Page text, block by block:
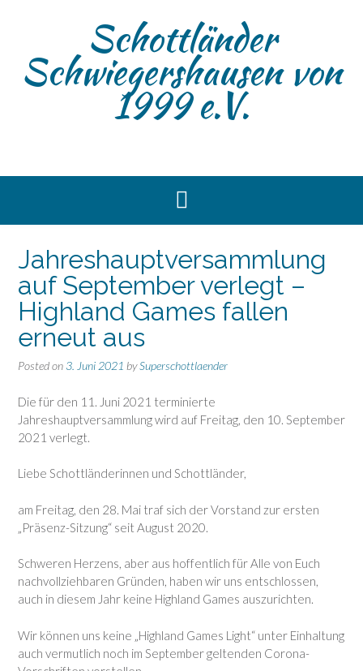
Schottländer
Schwiegershausen von
1999 e.V.
Jahreshauptversammlung
auf September verlegt –
Highland Games fallen
erneut aus
Posted on 3. Juni 2021 bySuperschottlaender
Die für den 11. Juni 2021 terminierte
Jahreshauptversammlung wird auf Freitag, den 10. September
2021 verlegt.
Liebe Schottländerinnen und Schottländer,
am Freitag, den 28. Mai traf sich der Vorstand zur ersten
„Präsenz-Sitzung“ seit August 2020.
Schweren Herzens, aber aus hoffentlich für Alle von Euch
nachvollziehbaren Gründen, haben wir uns entschlossen,
auch in diesem Jahr keine Highland Games auszurichten.
Wir können uns keine „Highland Games Light“ unter Einhaltung
auch vermutlich noch im September geltenden Corona-